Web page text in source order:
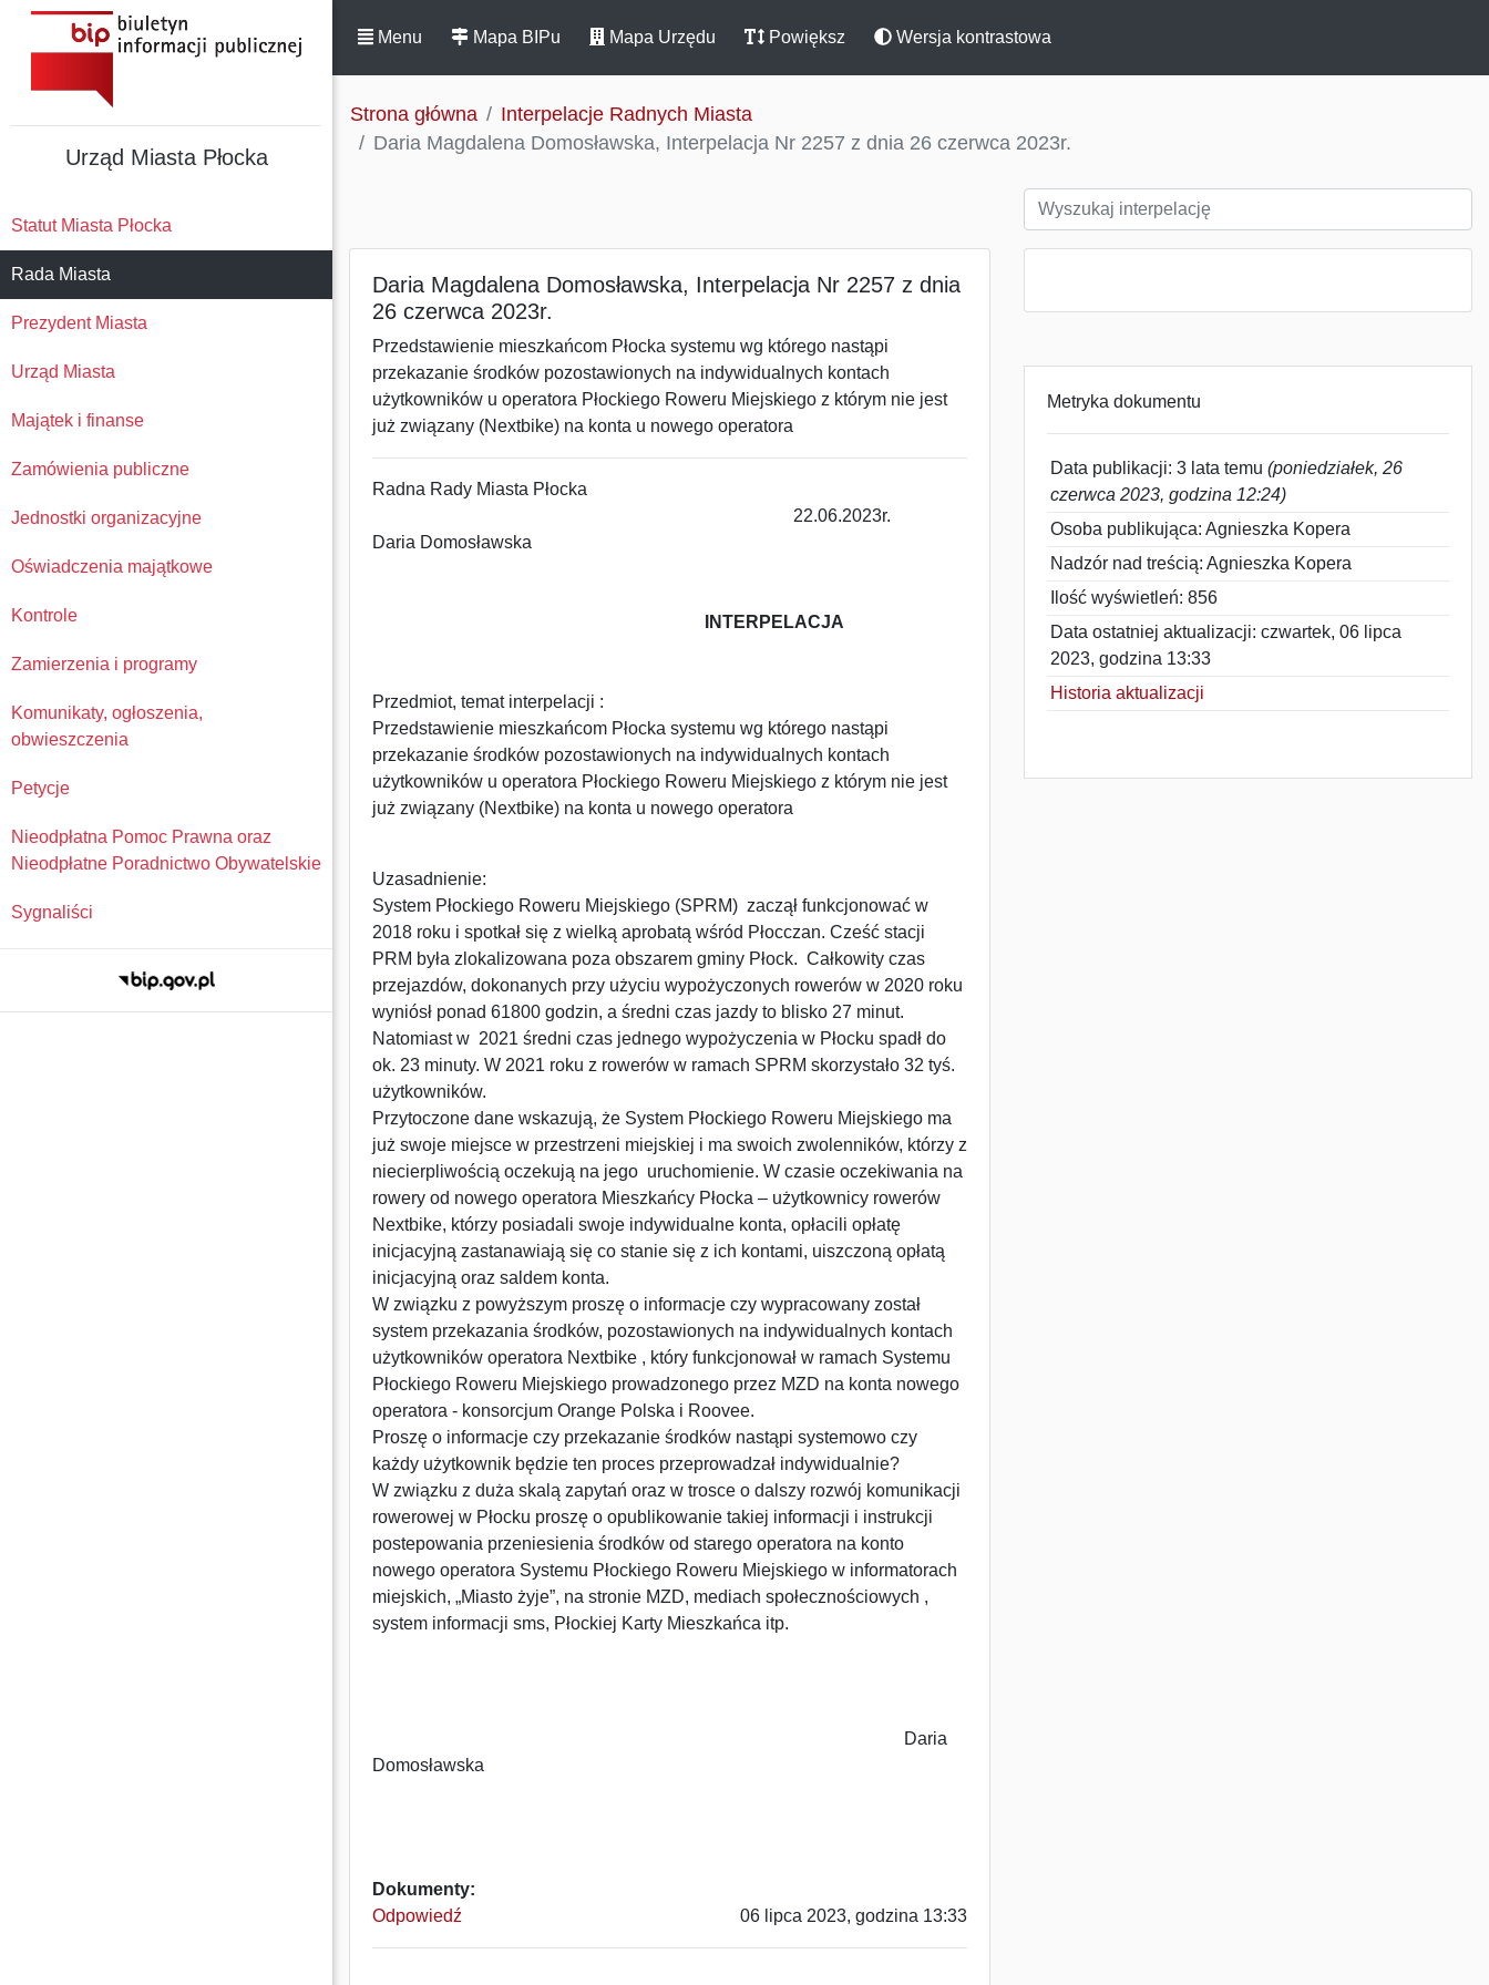
Urząd Miasta Płocka
Statut Miasta Płocka
Rada Miasta
Prezydent Miasta
Urząd Miasta
Majątek i finanse
Zamówienia publiczne
Jednostki organizacyjne
Oświadczenia majątkowe
Kontrole
Zamierzenia i programy
Komunikaty, ogłoszenia,
obwieszczenia
Petycje
Nieodpłatna Pomoc Prawna oraz
Nieodpłatne Poradnictwo Obywatelskie
Sygnaliści
Menu Mapa BIPu Mapa Urzędu Powiększ Wersja kontrastowa
Strona główna
Interpelacje Radnych Miasta
Daria Magdalena Domosławska, Interpelacja Nr 2257 z dnia 26 czerwca 2023r.
Daria Magdalena Domosławska, Interpelacja Nr 2257 z dnia
26 czerwca 2023r.
Przedstawienie mieszkańcom Płocka systemu wg którego nastąpi
przekazanie środków pozostawionych na indywidualnych kontach
użytkowników u operatora Płockiego Roweru Miejskiego z którym nie jest
już związany (Nextbike) na konta u nowego operatora
Radna Rady Miasta Płocka
22.06.2023r.
Daria Domosławska
INTERPELACJA
Przedmiot, temat interpelacji :
Przedstawienie mieszkańcom Płocka systemu wg którego nastąpi
przekazanie środków pozostawionych na indywidualnych kontach
użytkowników u operatora Płockiego Roweru Miejskiego z którym nie jest
już związany (Nextbike) na konta u nowego operatora
Uzasadnienie:
System Płockiego Roweru Miejskiego (SPRM) zaczął funkcjonować w
2018 roku i spotkał się z wielką aprobatą wśród Płocczan. Cześć stacji
PRM była zlokalizowana poza obszarem gminy Płock. Całkowity czas
przejazdów, dokonanych przy użyciu wypożyczonych rowerów w 2020 roku
wyniósł ponad 61800 godzin, a średni czas jazdy to blisko 27 minut.
Natomiast w 2021 średni czas jednego wypożyczenia w Płocku spadł do
ok. 23 minuty. W 2021 roku z rowerów w ramach SPRM skorzystało 32 tyś.
użytkowników.
Przytoczone dane wskazują, że System Płockiego Roweru Miejskiego ma
już swoje miejsce w przestrzeni miejskiej i ma swoich zwolenników, którzy z
niecierpliwością oczekują na jego uruchomienie. W czasie oczekiwania na
rowery od nowego operatora Mieszkańcy Płocka – użytkownicy rowerów
Nextbike, którzy posiadali swoje indywidualne konta, opłacili opłatę
inicjacyjną zastanawiają się co stanie się z ich kontami, uiszczoną opłatą
inicjacyjną oraz saldem konta.
W związku z powyższym proszę o informacje czy wypracowany został
system przekazania środków, pozostawionych na indywidualnych kontach
użytkowników operatora Nextbike , który funkcjonował w ramach Systemu
Płockiego Roweru Miejskiego prowadzonego przez MZD na konta nowego
operatora - konsorcjum Orange Polska i Roovee.
Proszę o informacje czy przekazanie środków nastąpi systemowo czy
każdy użytkownik będzie ten proces przeprowadzał indywidualnie?
W związku z duża skalą zapytań oraz w trosce o dalszy rozwój komunikacji
rowerowej w Płocku proszę o opublikowanie takiej informacji i instrukcji
postepowania przeniesienia środków od starego operatora na konto
nowego operatora Systemu Płockiego Roweru Miejskiego w informatorach
miejskich, „Miasto żyje”, na stronie MZD, mediach społecznościowych ,
system informacji sms, Płockiej Karty Mieszkańca itp.
Daria
Domosławska
Dokumenty:
Odpowiedź
06 lipca 2023, godzina 13:33
Metryka dokumentu
Data publikacji: 3 lata temu (poniedziałek, 26
czerwca 2023, godzina 12:24)
Osoba publikująca: Agnieszka Kopera
Nadzór nad treścią: Agnieszka Kopera
Ilość wyświetleń: 856
Data ostatniej aktualizacji: czwartek, 06 lipca
2023, godzina 13:33
Historia aktualizacji